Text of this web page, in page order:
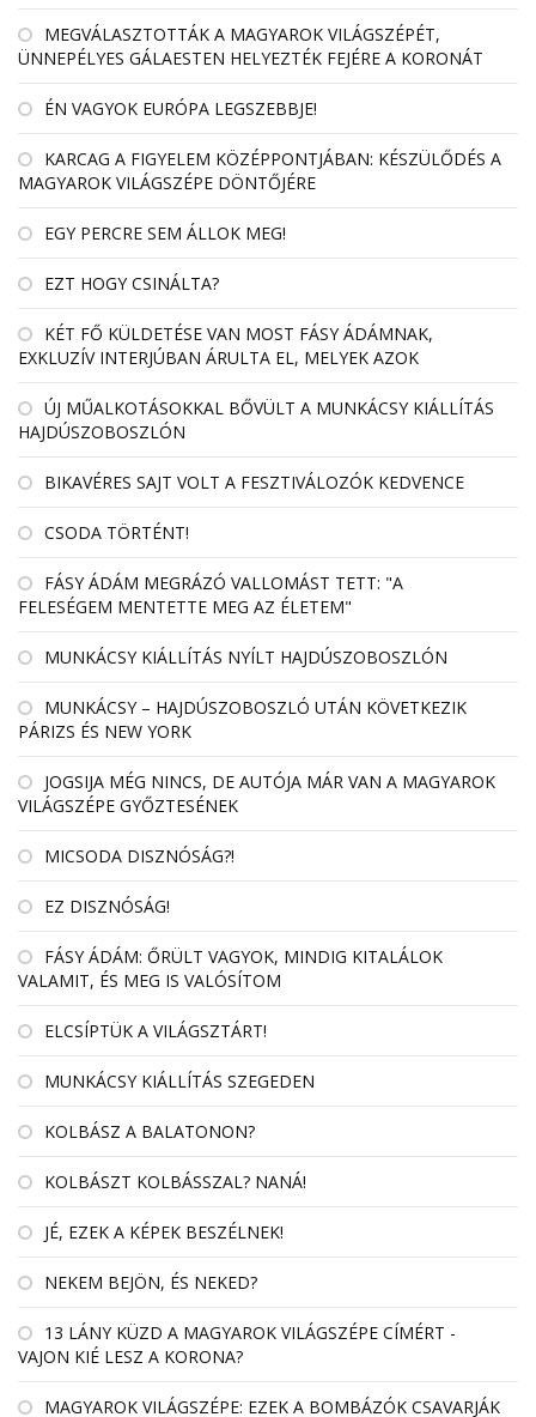
MEGVÁLASZTOTTÁK A MAGYAROK VILÁGSZÉPÉT,
ÜNNEPÉLYES GÁLAESTEN HELYEZTÉK FEJÉRE A KORONÁT
ÉN VAGYOK EURÓPA LEGSZEBBJE!
KARCAG A FIGYELEM KÖZÉPPONTJÁBAN: KÉSZÜLŐDÉS A
MAGYAROK VILÁGSZÉPE DÖNTŐJÉRE
EGY PERCRE SEM ÁLLOK MEG!
EZT HOGY CSINÁLTA?
KÉT FŐ KÜLDETÉSE VAN MOST FÁSY ÁDÁMNAK,
EXKLUZÍV INTERJÚBAN ÁRULTA EL, MELYEK AZOK
ÚJ MŰALKOTÁSOKKAL BŐVÜLT A MUNKÁCSY KIÁLLÍTÁS
HAJDÚSZOBOSZLÓN
BIKAVÉRES SAJT VOLT A FESZTIVÁLOZÓK KEDVENCE
CSODA TÖRTÉNT!
FÁSY ÁDÁM MEGRÁZÓ VALLOMÁST TETT: "A
FELESÉGEM MENTETTE MEG AZ ÉLETEM"
MUNKÁCSY KIÁLLÍTÁS NYÍLT HAJDÚSZOBOSZLÓN
MUNKÁCSY – HAJDÚSZOBOSZLÓ UTÁN KÖVETKEZIK
PÁRIZS ÉS NEW YORK
JOGSIJA MÉG NINCS, DE AUTÓJA MÁR VAN A MAGYAROK
VILÁGSZÉPE GYŐZTESÉNEK
MICSODA DISZNÓSÁG?!
EZ DISZNÓSÁG!
FÁSY ÁDÁM: ŐRÜLT VAGYOK, MINDIG KITALÁLOK
VALAMIT, ÉS MEG IS VALÓSÍTOM
ELCSÍPTÜK A VILÁGSZTÁRT!
MUNKÁCSY KIÁLLÍTÁS SZEGEDEN
KOLBÁSZ A BALATONON?
KOLBÁSZT KOLBÁSSZAL? NANÁ!
JÉ, EZEK A KÉPEK BESZÉLNEK!
NEKEM BEJÖN, ÉS NEKED?
13 LÁNY KÜZD A MAGYAROK VILÁGSZÉPE CÍMÉRT -
VAJON KIÉ LESZ A KORONA?
MAGYAROK VILÁGSZÉPE: EZEK A BOMBÁZÓK CSAVARJÁK